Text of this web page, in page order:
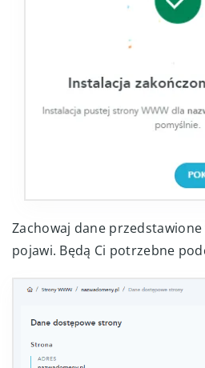
Zachowaj dane
pojawi. Będą Ci potrzebne